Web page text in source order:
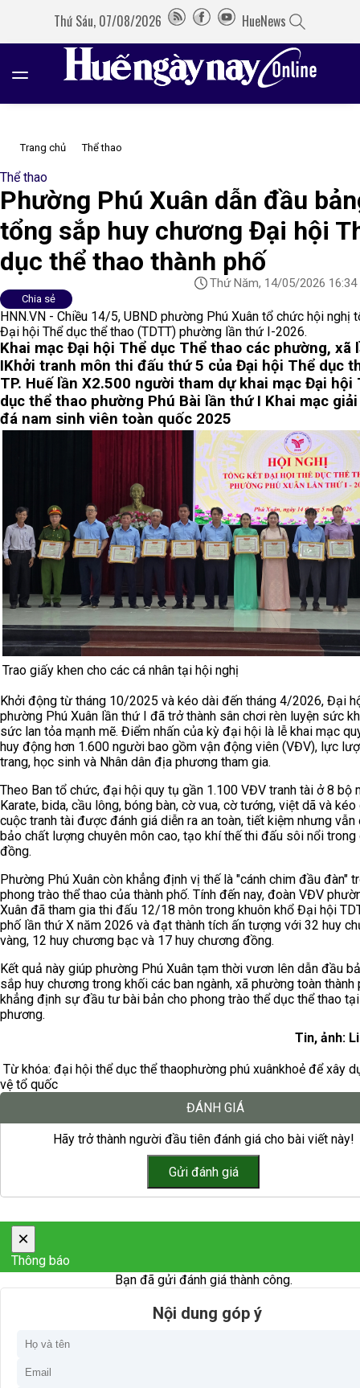
Thứ Sáu, 07/08/2026 HueNews
Trang chủ Thể thao
Thể thao
Phường Phú Xuân dẫn đầu
tổng sắp huy chương Đại hội
dục thể thao thành phố
Thứ Năm, 14/05/2026 16:34
Chia sẻ
HNN.VN - Chiều 14/5, UBND phường Phú Xuân tổ chức hội nghị
Đại hội Thể dục thể thao (TDTT) phường lần thứ I-2026.
Khai mạc Đại hội Thể dục Thể thao các phường, xã
IKhởi tranh môn thi đấu thứ 5 của Đại hội Thể dục
TP. Huế lần X2.500 người tham dự khai mạc Đại hội
dục thể thao phường Phú Bài lần thứ I Khai mạc
đá nam sinh viên toàn quốc 2025
Trao giấy khen cho các cá nhân tại hội nghị
Khởi động từ tháng 10/2025 và kéo dài đến tháng 4/2026, Đại
phường Phú Xuân lần thứ I đã trở thành sân chơi rèn luyện sức
sức lan tỏa mạnh mẽ. Điểm nhấn của kỳ đại hội là lễ khai mạc
huy động hơn 1.600 người bao gồm vận động viên (VĐV), lực
trang, học sinh và Nhân dân địa phương tham gia.
Theo Ban tổ chức, đại hội quy tụ gần 1.100 VĐV tranh tài ở 8 bộ
Karate, bida, cầu lông, bóng bàn, cờ vua, cờ tướng, việt dã và kéo
cuộc tranh tài được đánh giá diễn ra an toàn, tiết kiệm nhưng vẫn
bảo chất lượng chuyên môn cao, tạo khí thế thi đấu sôi nổi trong
đồng.
Phường Phú Xuân còn khẳng định vị thế là "cánh chim đầu đàn"
phong trào thể thao của thành phố. Tính đến nay, đoàn VĐV
Xuân đã tham gia thi đấu 12/18 môn trong khuôn khổ Đại hội
phố lần thứ X năm 2026 và đạt thành tích ấn tượng với 32 huy
vàng, 12 huy chương bạc và 17 huy chương đồng.
Kết quả này giúp phường Phú Xuân tạm thời vươn lên dẫn đầu
sắp huy chương trong khối các ban ngành, xã phường toàn thành
khẳng định sự đầu tư bài bản cho phong trào thể dục thể thao
phương.
Tin, ảnh:
Từ khóa: đại hội thể dục thể thaophường phú xuânkhoẻ để xây
vệ tổ quốc
ĐÁNH GIÁ
Hãy trở thành người đầu tiên đánh giá cho bài viết này!
×
Thông báo
Bạn đã gửi đánh giá thành công.
Nội dung góp ý